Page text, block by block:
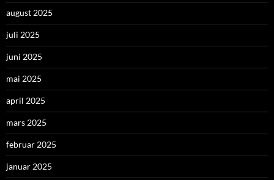
august 2025
juli 2025
juni 2025
mai 2025
april 2025
mars 2025
februar 2025
januar 2025